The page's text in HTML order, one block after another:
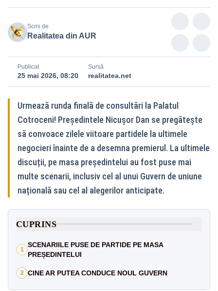
Scris de
Realitatea din AUR
Publicat
25 mai 2026, 08:20
Sursă
realitatea.net
Urmează runda finală de consultări la Palatul
Cotroceni! Președintele Nicușor Dan se pregătește
să convoace zilele viitoare partidele la ultimele
negocieri înainte de a desemna premierul. La ultimele
discuții, pe masa președintelui au fost puse mai
multe scenarii, inclusiv cel al unui Guvern de uniune
națională sau cel al alegerilor anticipate.
CUPRINS
1
SCENARIILE PUSE DE PARTIDE PE MASA
PREȘEDINTELUI
2 CINE AR PUTEA CONDUCE NOUL GUVERN